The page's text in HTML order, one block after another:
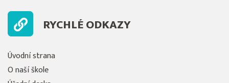
RYCHLÉ ODKAZY
Úvodní strana
O naší škole